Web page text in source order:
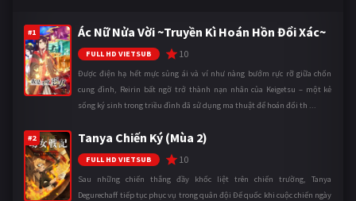
#1 Ác Nữ Nửa Vời ~Truyền Kì Hoán Hồn Đổi Xác~
FULL HD VIETSUB 10
Được điện hạ hết mực sủng ái và ví như nàng bướm rực rỡ giữa chốn
cung đình, Reirin bất ngờ trở thành nạn nhân của Keigetsu – một kẻ
sống ký sinh trong triều đình đã sử dụng ma thuật để hoán đổi th ...
#2 Tanya Chiến Ký (Mùa 2)
FULL HD VIETSUB 10
Sau những chiến thắng đầy khốc liệt trên chiến trường, Tanya
Degurechaff tiếp tục phục vụ trong quân đội Đế quốc khi cuộc chiến ngày